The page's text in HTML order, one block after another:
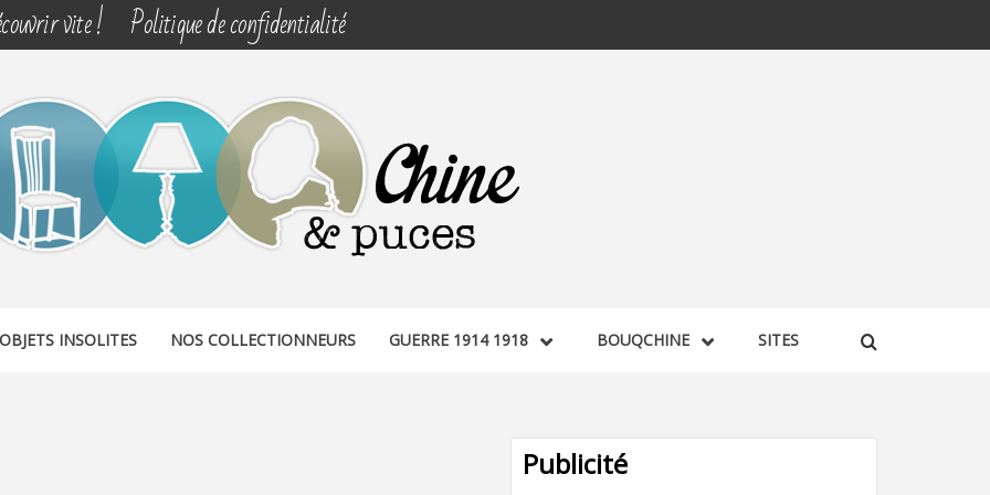
vite ! Politique de confidentialité
PUCES
OBJETS INSOLITES NOS COLLECTIONNEURS GUERRE 1914 1918 BOUQCHINE SITES
Publicité